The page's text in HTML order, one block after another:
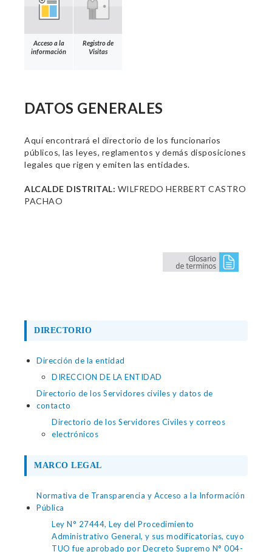
Acceso a la
información
Registro de
Visitas
DATOS GENERALES
Aquí encontrará el directorio de los funcionarios
públicos, las leyes, reglamentos y demás disposiciones
legales que rigen y emiten las entidades.
ALCALDE DISTRITAL: WILFREDO HERBERT CASTRO
PACHAO
DIRECTORIO
Dirección de la entidad
DIRECCION DE LA ENTIDAD
Directorio de los Servidores civiles y datos de
contacto
Directorio de los Servidores Civiles y correos
electrónicos
MARCO LEGAL
Normativa de Transparencia y Acceso a la Información
Pública
Ley N° 27444, Ley del Procedimiento
Administrativo General, y sus modificatorias, cuyo
TUO fue aprobado por Decreto Supremo N° 004-